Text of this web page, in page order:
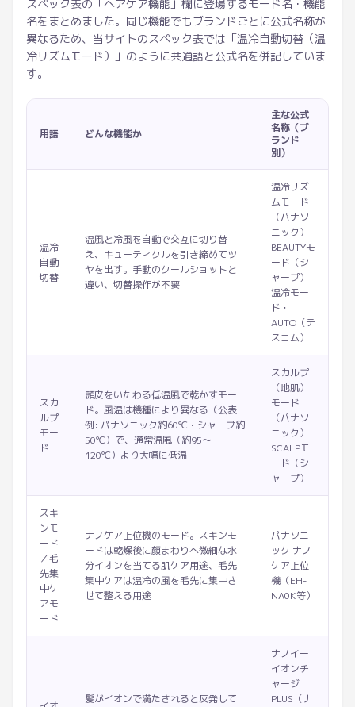
スペック表の「ヘアケア機能」欄に登場するモード名・機能
名をまとめました。同じ機能でもブランドごとに公式名称が
異なるため、当サイトのスペック表では「温冷自動切替（温
冷リズムモード）」のように共通語と公式名を併記していま
す。
用語 どんな機能か
主な公式
名称（ブ
ランド
別）
温冷
自動
切替
温風と冷風を自動で交互に切り替
え、キューティクルを引き締めてツ
ヤを出す。手動のクールショットと
違い、切替操作が不要
温冷リズ
ムモード
（パナソ
ニック）
BEAUTYモ
ード（シ
ャープ）
温冷モー
ド・
AUTO（テ
スコム）
スカ
ルプ
モー
ド
頭皮をいたわる低温風で乾かすモー
ド。風温は機種により異なる（公表
例: パナソニック約60℃・シャープ約
50℃）で、通常温風（約95〜
120℃）より大幅に低温
スカルプ
（地肌）
モード
（パナソ
ニック）
SCALPモ
ード（シ
ャープ）
スキ
ンモ
ード
／毛
先集
中ケ
アモ
ード
ナノケア上位機のモード。スキンモ
ードは乾燥後に顔まわりへ微細な水
分イオンを当てる肌ケア用途、毛先
集中ケアは温冷の風を毛先に集中さ
せて整える用途
パナソニ
ック ナノ
ケア上位
機（EH-
NA0K等）
髪がイオンで満たされると反発して
ナノイー
イオンチ
ャージ
PLUS（ナ